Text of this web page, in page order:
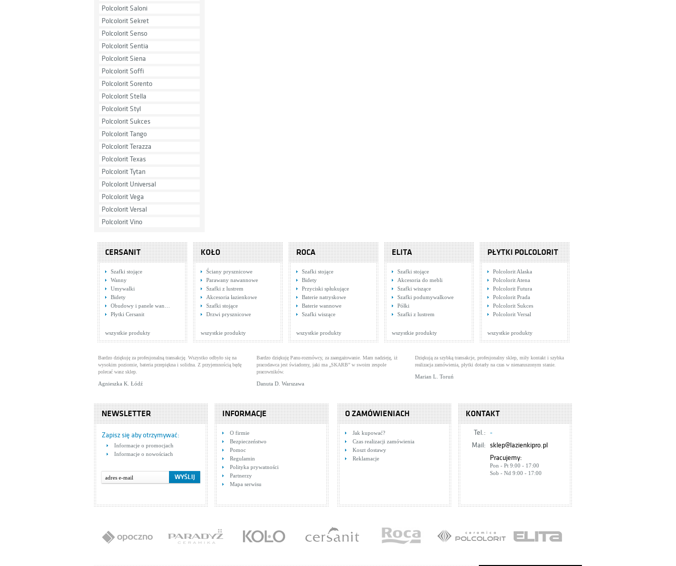
Polcolorit Saloni
Polcolorit Sekret
Polcolorit Senso
Polcolorit Sentia
Polcolorit Siena
Polcolorit Soffi
Polcolorit Sorento
Polcolorit Stella
Polcolorit Styl
Polcolorit Sukces
Polcolorit Tango
Polcolorit Terazza
Polcolorit Texas
Polcolorit Tytan
Polcolorit Universal
Polcolorit Vega
Polcolorit Versal
Polcolorit Vino
CERSANIT
Szafki stojące
Wanny
Umywalki
Bidety
Obudowy i panele wan…
Płytki Cersanit
wszystkie produkty
KOŁO
Ściany prysznicowe
Parawany nawannowe
Szafki z lustrem
Akcesoria łazienkowe
Szafki stojące
Drzwi prysznicowe
wszystkie produkty
ROCA
Szafki stojące
Bidety
Przyciski spłukujące
Baterie natryskowe
Baterie wannowe
Szafki wiszące
wszystkie produkty
ELITA
Szafki stojące
Akcesoria do mebli
Szafki wiszące
Szafki podumywalkowe
Półki
Szafki z lustrem
wszystkie produkty
PŁYTKI POLCOLORIT
Polcolorit Alaska
Polcolorit Atena
Polcolorit Futura
Polcolorit Prada
Polcolorit Sukces
Polcolorit Versal
wszystkie produkty
Bardzo dziękuję za profesjonalną transakcję. Wszystko odbyło się na
wysokim poziomie, bateria przepiękna i solidna. Z przyjemnością będę
polecać wasz sklep.
Agnieszka K. Łódź
Bardzo dziękuję Panu-rozmówcy, za zaangażowanie. Mam nadzieję, iż
pracodawca jest świadomy, jaki ma „SKARB” w swoim zespole
pracowników.
Danuta D. Warszawa
Dziękują za szybką transakcje, profesjonalny sklep, miły kontakt i szybka
realizacja zamówienia, płytki dotarły na czas w nienaruszonym stanie.
Marian L. Toruń
NEWSLETTER
Zapisz się aby otrzymywać:
Informacje o promocjach
Informacje o nowościach
INFORMACJE
O firmie
Bezpieczeństwo
Pomoc
Regulamin
Polityka prywatności
Partnerzy
Mapa serwisu
O ZAMÓWIENIACH
Jak kupować?
Czas realizacji zamówienia
Koszt dostawy
Reklamacje
KONTAKT
Tel.: -
Mail:
sklep@lazienkipro.pl
Pracujemy:
Pon - Pt 9:00 - 17:00
Sob - Nd 9:00 - 17:00